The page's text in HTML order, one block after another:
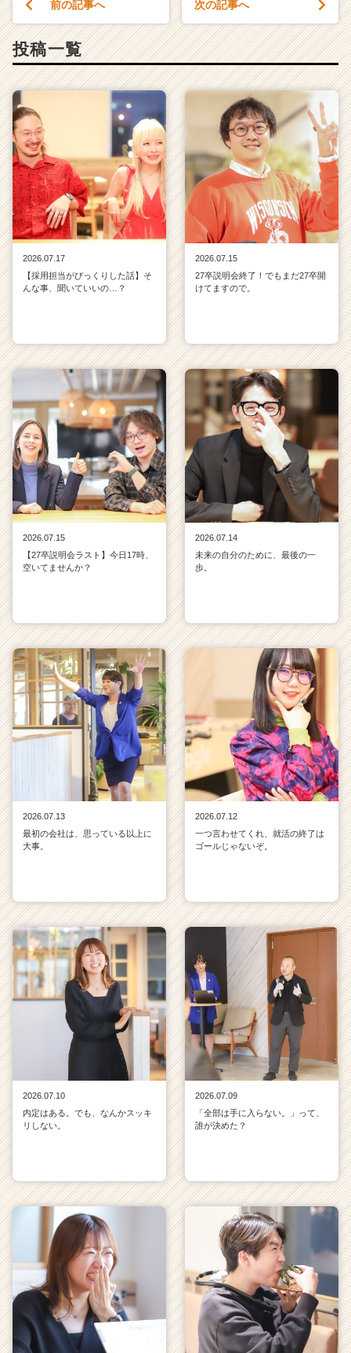
前の記事へ 次の記事へ
投稿一覧
2026.07.17
【採用担当がびっくりした話】そ
んな事、聞いていいの…？
2026.07.15
27卒説明会終了！でもまだ27卒開
けてますので。
2026.07.15
【27卒説明会ラスト】今日17時、
空いてませんか？
2026.07.14
未来の自分のために、最後の一
歩。
2026.07.13
最初の会社は、思っている以上に
大事。
2026.07.12
一つ言わせてくれ、就活の終了は
ゴールじゃないぞ。
2026.07.10
内定はある。でも、なんかスッキ
リしない。
2026.07.09
「全部は手に入らない。」って、
誰が決めた？